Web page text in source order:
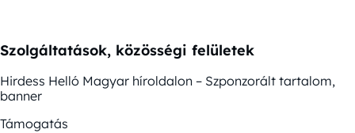
Szolgáltatások, közösségi felületek
Hirdess Helló Magyar híroldalon – Szponzorált tartalom,
banner
Támogatás